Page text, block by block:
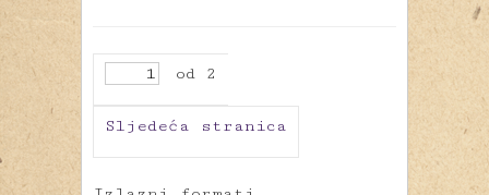
od 2
Sljedeća stranica